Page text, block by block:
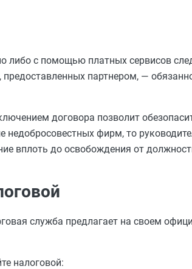
либо с помощью платных сервисов
партнером, —
договора позволит
недобросовестных фирм, то
вплоть до освобождения от
служба предлагает на своем
налоговой: